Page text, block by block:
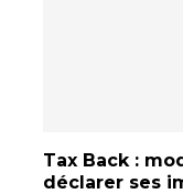
Tax Back :
déclarer ses